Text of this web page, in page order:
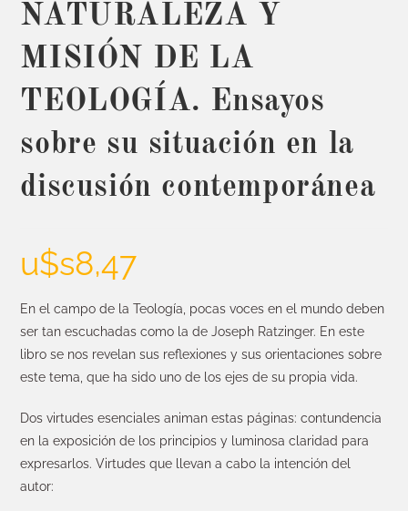
NATURALEZA Y
MISIÓN DE LA
TEOLOGÍA. Ensayos
sobre su situación en la
discusión contemporánea
u$s8,47
En el campo de la Teología, pocas voces en el mundo deben
ser tan escuchadas como la de Joseph Ratzinger. En este
libro se nos revelan sus reflexiones y sus orientaciones sobre
este tema, que ha sido uno de los ejes de su propia vida.
Dos virtudes esenciales animan estas páginas: contundencia
en la exposición de los principios y luminosa claridad para
expresarlos. Virtudes que llevan a cabo la intención del
autor: